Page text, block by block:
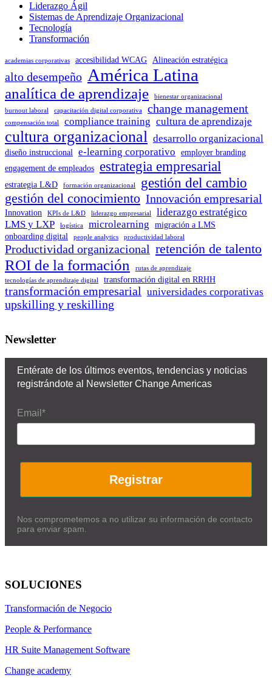
Liderazgo Ágil
Sistemas de Aprendizaje Organizacional
Tecnología
Transformación
academias corporativas accesibilidad WCAG Alineación estratégica
alto desempeño América Latina
analítica de aprendizaje bienestar organizacional
burnout laboral capacitación digital corporativa change management
compensación total compliance training cultura de aprendizaje
cultura organizacional desarrollo organizacional
diseño instruccional e-learning corporativo
employer branding
engagement de empleados
estrategia empresarial
estrategia L&D formación organizacional gestión del cambio
gestión del conocimiento Innovación empresarial
Innovation KPIs de L&D liderazgo empresarial
liderazgo estratégico
LMS y LXP
logística microlearning
migración a LMS
onboarding digital
people analytics productividad laboral
Productividad organizacional retención de talento
ROI de la formación
rutas de aprendizaje
tecnologías de aprendizaje digital
transformación digital en RRHH
transformación empresarial universidades corporativas
upskilling y reskilling
Newsletter
Entérate de los últimos eventos, tendencias y noticias
registrándote al Newsletter Change Americas
Email*
Registrar
Nos comprometemos a no utilizar su información de contacto
para enviar spam.
SOLUCIONES
Transformación de Negocio
People & Performance
HR Suite Management Software
Change academy